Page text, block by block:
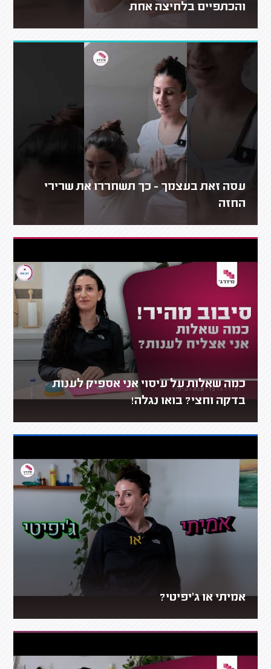
והכתפיים בלחיצה אחת
עסה זאת בעצמך - כך תשחררו את שרירי
החזה
כמה שאלות על עיסוי אני אספיק לענות
בדקה וחצי? בואו נגלה!
אמיתי או ג'יפיטי?